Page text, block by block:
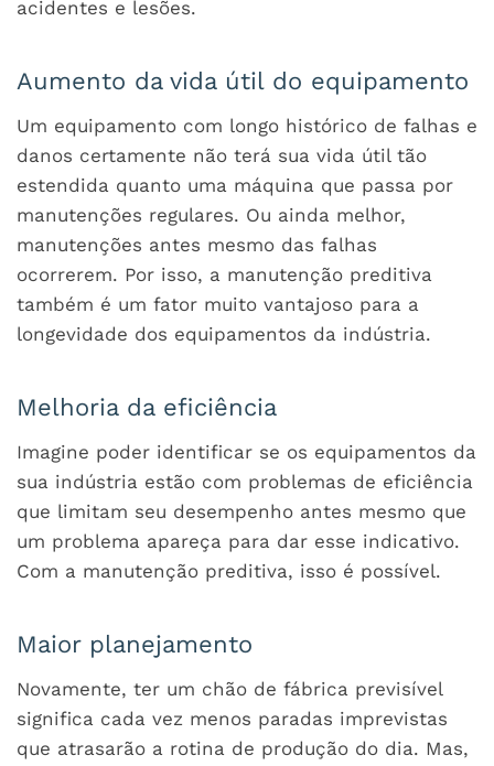
acidentes e lesões.
Aumento da vida útil do equipamento
Um equipamento com longo histórico de falhas e
danos certamente não terá sua vida útil tão
estendida quanto uma máquina que passa por
manutenções regulares. Ou ainda melhor,
manutenções antes mesmo das falhas
ocorrerem. Por isso, a manutenção preditiva
também é um fator muito vantajoso para a
longevidade dos equipamentos da indústria.
Melhoria da eficiência
Imagine poder identificar se os equipamentos da
sua indústria estão com problemas de eficiência
que limitam seu desempenho antes mesmo que
um problema apareça para dar esse indicativo.
Com a manutenção preditiva, isso é possível.
Maior planejamento
Novamente, ter um chão de fábrica previsível
significa cada vez menos paradas imprevistas
que atrasarão a rotina de produção do dia. Mas,